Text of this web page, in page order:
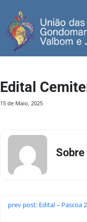
Edital
15 de Maio, 2025
prev post: Edital – Pascoa